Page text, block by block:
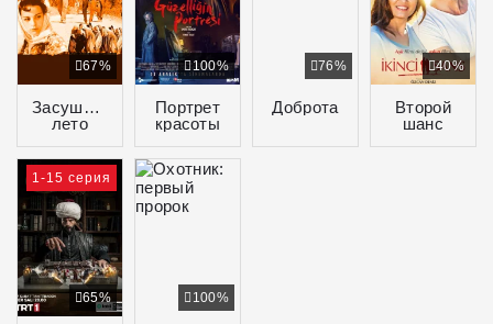
Засушливое
лето
67%
Портрет
красоты
100%
Доброта
76%
Второй
шанс
40%
65%
1-15 серия
100%